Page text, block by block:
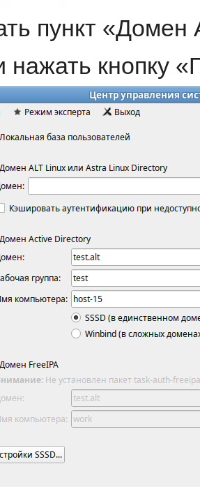
пункт «Домен
нажать кнопку